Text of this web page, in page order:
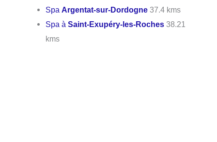
SpaArgentat-sur-Dordogne 37.4 kms
Spa àSaint-Exupéry-les-Roches 38.21
kms